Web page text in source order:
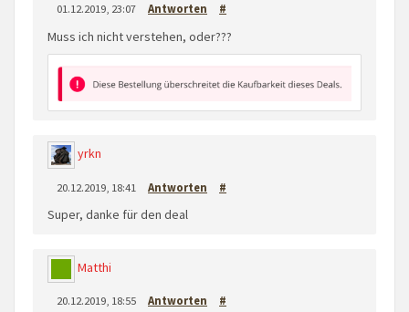
01.12.2019, 23:07 Antworten #
Muss ich nicht verstehen, oder???
yrkn
20.12.2019, 18:41 Antworten #
Super, danke für den deal
Matthi
20.12.2019, 18:55 Antworten #